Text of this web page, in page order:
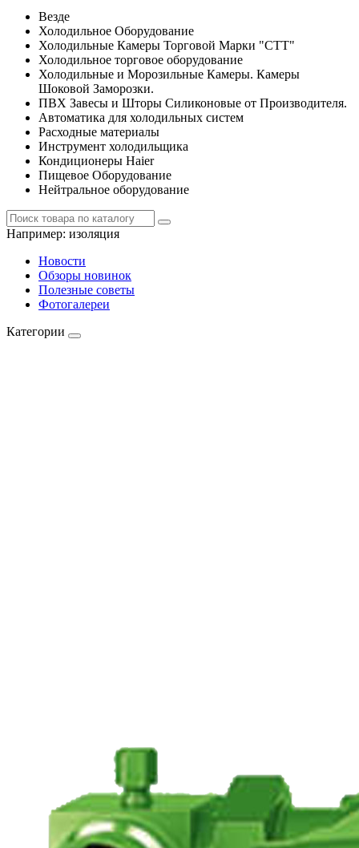
Везде
Холодильное Оборудование
Холодильные Камеры Торговой Марки "СТТ"
Холодильное торговое оборудование
Холодильные и Морозильные Камеры. Камеры
Шоковой Заморозки.
ПВХ Завесы и Шторы Силиконовые от Производителя.
Автоматика для холодильных систем
Расходные материалы
Инструмент холодильщика
Кондиционеры Haier
Пищевое Оборудование
Нейтральное оборудование
Например: изоляция
Новости
Обзоры новинок
Полезные советы
Фотогалереи
Категории